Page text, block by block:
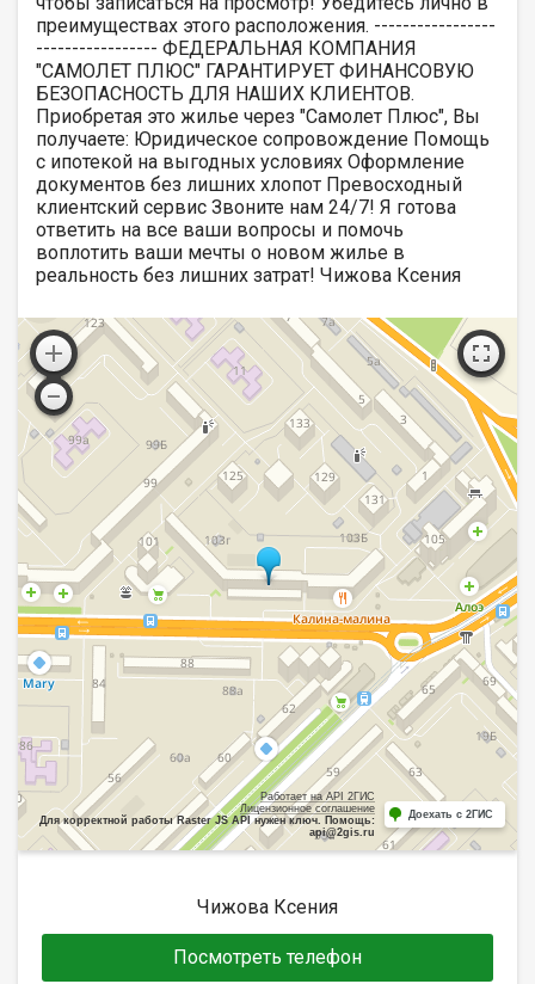
преимуществах этого расположения. -----------------
----------------- ФЕДЕРАЛЬНАЯ КОМПАНИЯ
"САМОЛЕТ ПЛЮС" ГАРАНТИРУЕТ ФИНАНСОВУЮ
БЕЗОПАСНОСТЬ ДЛЯ НАШИХ КЛИЕНТОВ.
Приобретая это жилье через "Самолет Плюс", Вы
получаете: Юридическое сопровождение Помощь
с ипотекой на выгодных условиях Оформление
документов без лишних хлопот Превосходный
клиентский сервис Звоните нам 24/7! Я готова
ответить на все ваши вопросы и помочь
воплотить ваши мечты о новом жилье в
реальность без лишних затрат! Чижова Ксения
Работает на API 2ГИС
Лицензионное соглашение
Для корректной работы Raster JS API нужен ключ. Помощь:
api@2gis.ru
Доехать с 2ГИС
Чижова Ксения
Посмотреть телефон